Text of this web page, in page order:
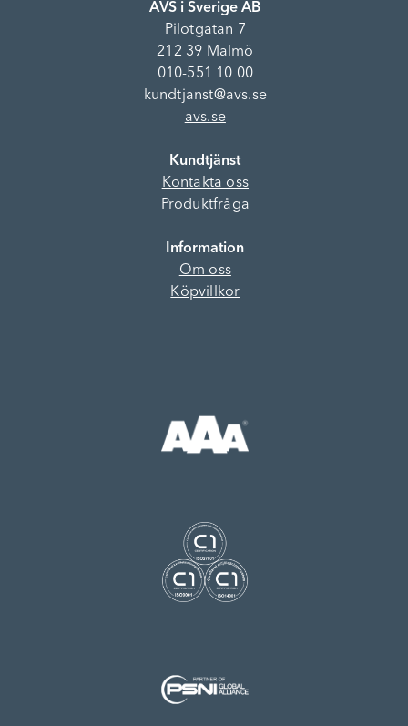
AVS i Sverige AB
Pilotgatan 7
212 39 Malmö
010-551 10 00
kundtjanst@avs.se
avs.se
Kundtjänst
Kontakta oss
Produktfråga
Information
Om oss
Köpvillkor